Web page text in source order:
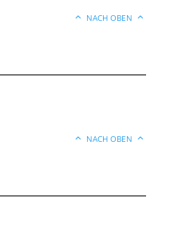
NACH OBEN
NACH OBEN